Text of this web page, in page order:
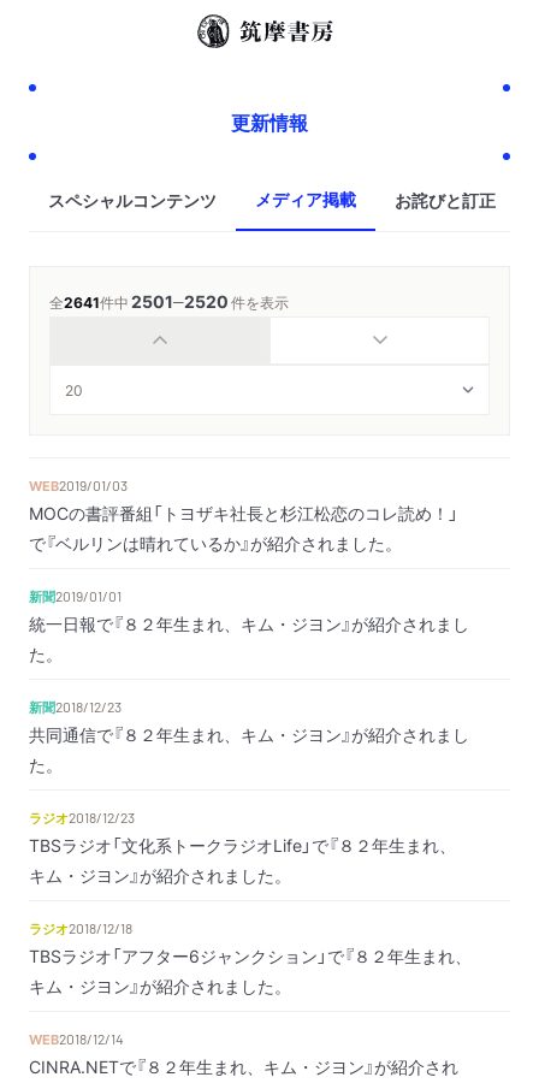
更新情報
スペシャルコンテンツ メディア掲載 お詫びと訂正
全2641件中2501─2520件を表示
WEB2019/01/03
MOCの書評番組「トヨザキ社長と杉江松恋のコレ読め！」
で『ベルリンは晴れているか』が紹介されました。
新聞2019/01/01
統一日報で『８２年生まれ、キム・ジヨン』が紹介されまし
た。
新聞2018/12/23
共同通信で『８２年生まれ、キム・ジヨン』が紹介されまし
た。
ラジオ2018/12/23
TBSラジオ「文化系トークラジオLife」で『８２年生まれ、
キム・ジヨン』が紹介されました。
ラジオ2018/12/18
TBSラジオ「アフター6ジャンクション」で『８２年生まれ、
キム・ジヨン』が紹介されました。
WEB2018/12/14
CINRA.NETで『８２年生まれ、キム・ジヨン』が紹介され